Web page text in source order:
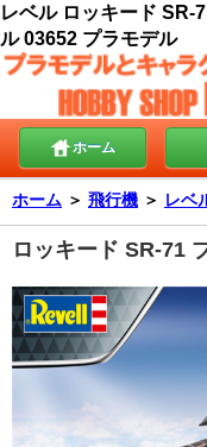
レベル ロッキード SR-
ル 03652 プラモデル
ホーム
ホーム ＞ 飛行機 ＞ レベ
ロッキード SR-71